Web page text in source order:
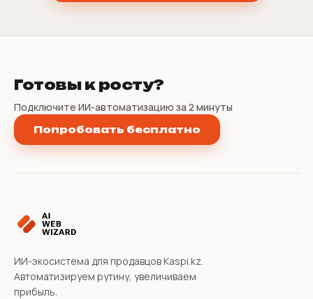
Готовы к росту?
Подключите ИИ-автоматизацию за 2 минуты
Попробовать бесплатно
ИИ-экосистема для продавцов Kaspi.kz.
Автоматизируем рутину, увеличиваем
прибыль.